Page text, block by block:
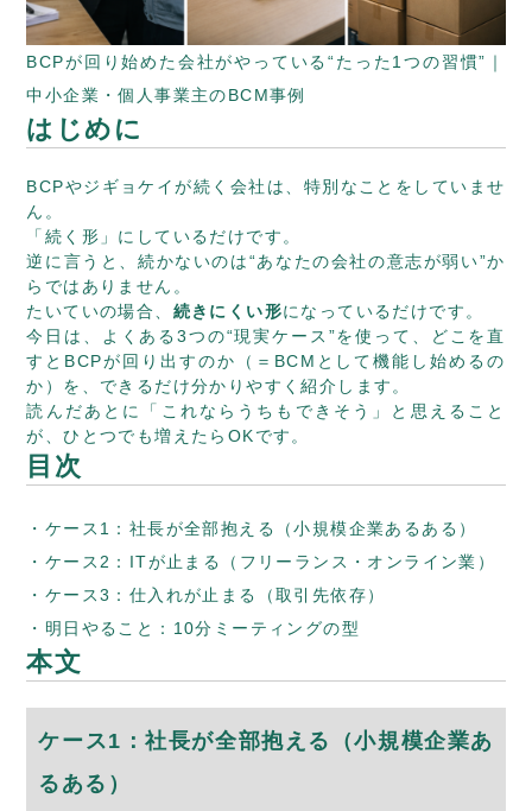
BCPが回り始めた会社がやっている“たった1つの習慣”｜
中小企業・個人事業主のBCM事例
はじめに
BCPやジギョケイが続く会社は、特別なことをしていませ
ん。
「続く形」にしているだけです。
逆に言うと、続かないのは“あなたの会社の意志が弱い”か
らではありません。
たいていの場合、 続きにくい形になっているだけです。
今日は、よくある3つの“現実ケース”を使って、どこを直
すとBCPが回り出すのか（＝BCMとして機能し始めるの
か）を、できるだけ分かりやすく紹介します。
読んだあとに「これならうちもできそう」と思えること
が、ひとつでも増えたらOKです。
目次
ケース1：社長が全部抱える（小規模企業あるある）
ケース2：ITが止まる（フリーランス・オンライン業）
ケース3：仕入れが止まる（取引先依存）
明日やること：10分ミーティングの型
本文
ケース1：社長が全部抱える（小規模企業あ
るある）